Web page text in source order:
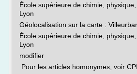
École supérieure de chimie,
Lyon
Géolocalisation sur la carte :
École supérieure de chimie,
Lyon
modifier
Pour les articles homonymes, voir